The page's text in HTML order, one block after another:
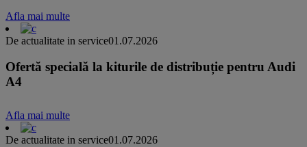
Afla mai multe
De actualitate in service01.07.2026
Ofertă specială la kiturile de distribuție pentru Audi
A4
Afla mai multe
De actualitate in service01.07.2026